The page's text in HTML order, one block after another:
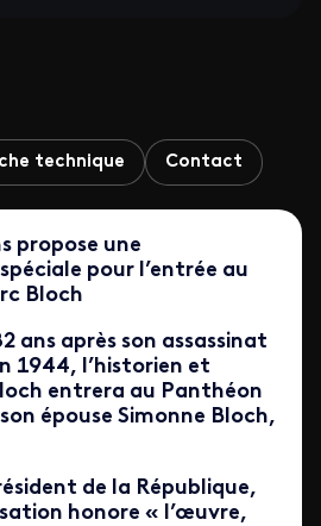
de la France' sur Facebook
nom de la France' sur X
au nom de la France' sur LinkedIn
technique Contact
propose une
pour l’entrée au
Bloch
ans après son assassinat
1944, l’historien et
entrera au Panthéon
épouse Simonne Bloch,
de la République,
honore « l’œuvre,